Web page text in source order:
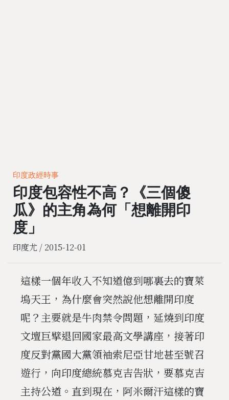
印度政經時事
印度包容性不高？《三個傻
瓜》的主角為何「想離開印
度」
印度尤 / 2015-12-01
這樣一個年收入不知道億到哪裏去的寶萊
塢天王，為什麼會突然說他想離開印度
呢？主要就是牛肉禁令問題，延燒到印度
文壇巨擘退回國家最高文學講座，接著印
度反對黨國大黨領袖索尼亞甘地甚至號召
遊行，向印度總統慕克吉告狀，要慕克吉
主持公道。直到現在，阿米爾汗這樣的寶